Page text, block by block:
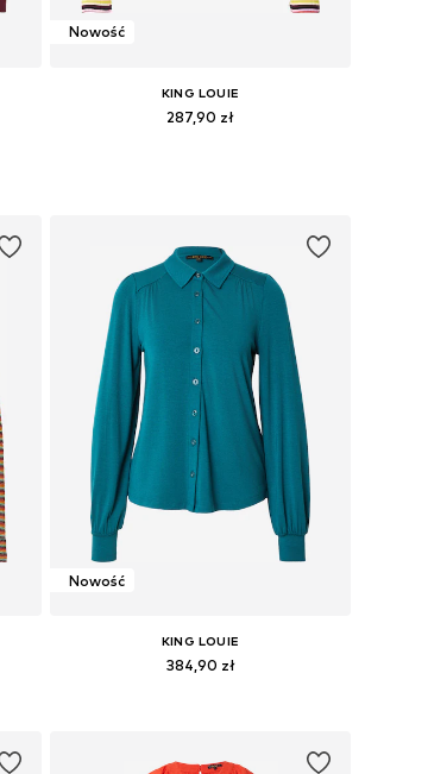
Nowość
KING LOUIE
287,90 zł
Nowość
KING LOUIE
384,90 zł